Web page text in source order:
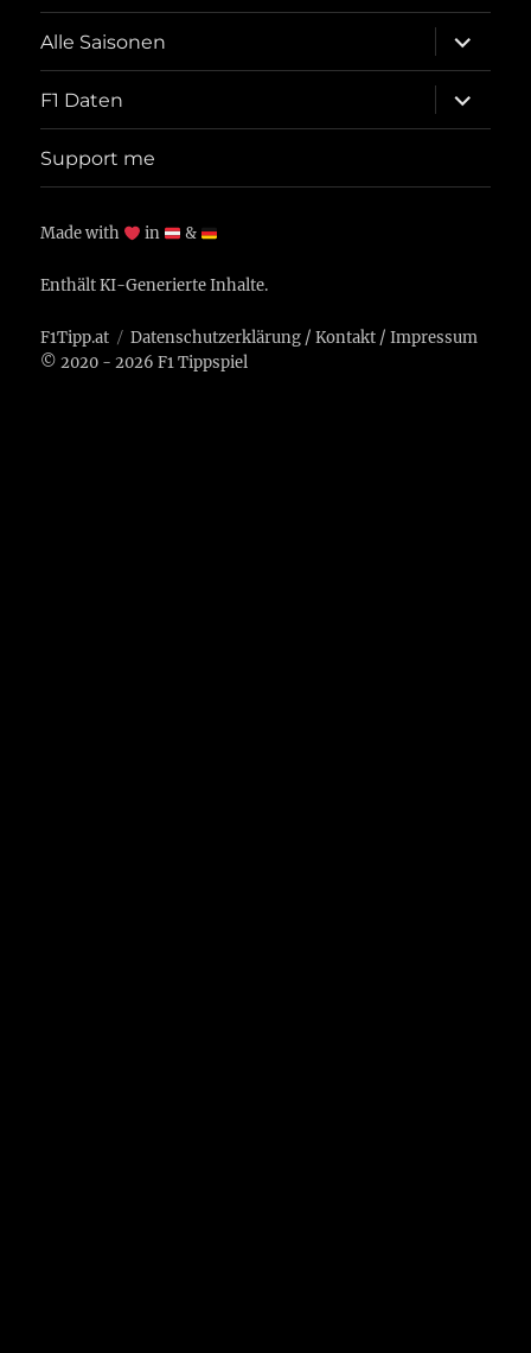
Alle Saisonen
öffnen
F1 Daten
öffnen
Support me
Made with in &
Enthält KI-Generierte Inhalte.
F1Tipp.at Datenschutzerklärung /Kontakt /Impressum
© 2020 - 2026 F1 Tippspiel